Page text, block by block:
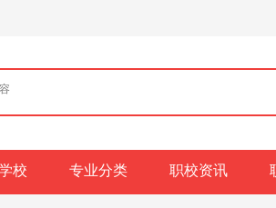
校 专业分类 职校资讯